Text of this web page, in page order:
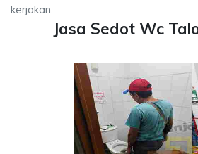
kerjakan.
Jasa Sedot Wc